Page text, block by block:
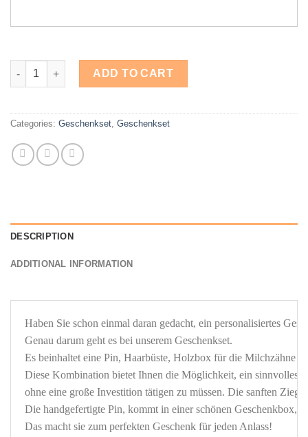
Baby Geschenkset, Anstecknadel & Haarbürste & Box &
ADD TO CART
Categories: Geschenkset, Geschenkset
DESCRIPTION
ADDITIONAL INFORMATION
Haben Sie schon einmal daran gedacht, ein personalisiertes
Genau darum geht es bei unserem Geschenkset.
Es beinhaltet eine Pin, Haarbüste, Holzbox für die Milchzähne
Diese Kombination bietet Ihnen die Möglichkeit, ein sinnvolles
ohne eine große Investition tätigen zu müssen. Die sanften
Die handgefertigte Pin, kommt in einer schönen Geschenkbox,